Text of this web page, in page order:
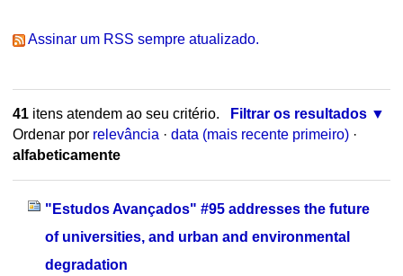
Assinar um RSS sempre atualizado.
41itens atendem ao seu critério.
Filtrar os resultados
Ordenar por relevância · data (mais recente primeiro) ·
alfabeticamente
"Estudos Avançados" #95 addresses the future
of universities, and urban and environmental
degradation